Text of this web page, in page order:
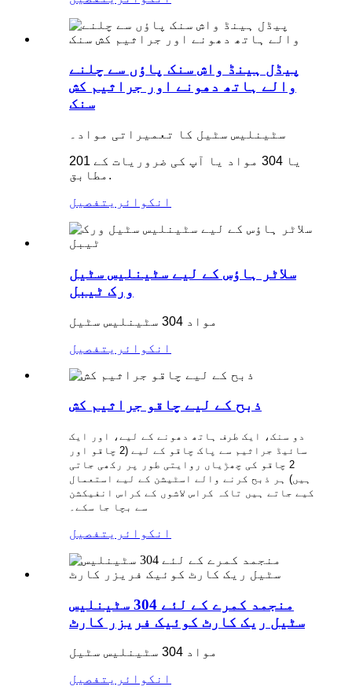
پیڈل ہینڈ واش سنک پاؤں سے چلنے
والے ہاتھ دھونے اور جراثیم کش
سنک
سٹینلیس سٹیل کا تعمیراتی مواد۔
201 یا 304 مواد یا آپ کی ضروریات کے
مطابق.
انکوائری تفصیل
سلاٹر ہاؤس کے لیے سٹینلیس سٹیل
ورک ٹیبل
مواد 304 سٹینلیس سٹیل
انکوائری تفصیل
ذبح کے لیے چاقو جراثیم کش
دو سنک، ایک طرف ہاتھ دھونے کے لیے، اور ایک
سائیڈ جراثیم سے پاک چاقو کے لیے (2 چاقو اور
2 چاقو کی چھڑیاں روایتی طور پر رکھی جاتی
ہیں) ہر ذبح کرنے والے اسٹیشن کے لیے استعمال
کیے جاتے ہیں تاکہ کراس لاشوں کے کراس انفیکشن
سے بچا جا سکے۔
انکوائری تفصیل
منجمد کمرے کے لئے 304 سٹینلیس
سٹیل ریک کارٹ کوئیک فریزر کارٹ
مواد 304 سٹینلیس سٹیل
انکوائریتفصیل